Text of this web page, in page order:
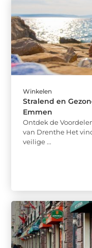
Winkelen
Stralend en
Emmen
Ontdek de
van Drenthe Het
veilige ...